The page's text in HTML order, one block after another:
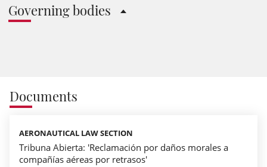
Governing bodies
Documents
AERONAUTICAL LAW SECTION
Tribuna Abierta: 'Reclamación por daños morales a
compañías aéreas por retrasos'